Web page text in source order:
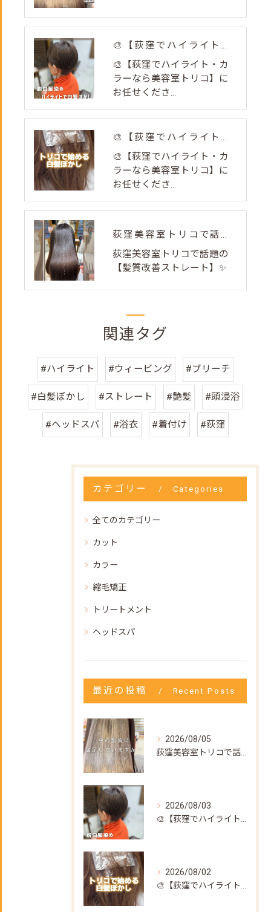
🎨【荻窪でハイライト・カラーなら美容室トリコ】にお任せくださ...
🎨【荻窪でハイライト・カ
ラーなら美容室トリコ】に
お任せくださ...
🎨【荻窪でハイライト・カラーなら美容室トリコ】にお任せくださ...
🎨【荻窪でハイライト・カ
ラーなら美容室トリコ】に
お任せくださ...
荻窪美容室トリコで話題の【髪質改善ストレート】✨
荻窪美容室トリコで話題の
【髪質改善ストレート】✨
関連タグ
#ハイライト #ウィービング #ブリーチ
#白髪ぼかし #ストレート #艶髪 #頭浸浴
#ヘッドスパ #浴衣 #着付け #荻窪
カテゴリー Categories
全てのカテゴリー
カット
カラー
縮毛矯正
トリートメント
ヘッドスパ
最近の投稿 Recent Posts
2026/08/05
荻窪美容室トリコで話題の【髪質改善ストレート】✨
2026/08/03
🎨【荻窪でハイライト・カラーなら美容室トリコ】にお任せくださ...
2026/08/02
🎨【荻窪でハイライト・カラーなら美容室トリコ】にお任せくださ...